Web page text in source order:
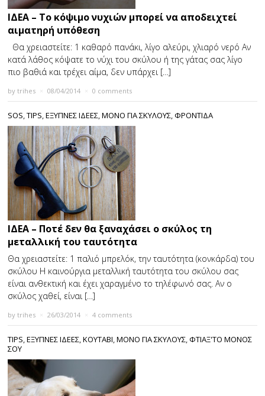
ΙΔΕΑ – Το κόψιμο νυχιών μπορεί να αποδειχτεί
αιματηρή υπόθεση
Θα χρειαστείτε: 1 καθαρό πανάκι, λίγο αλεύρι, χλιαρό νερό Αν
κατά λάθος κόψατε το νύχι του σκύλου ή της γάτας σας λίγο
πιο βαθιά και τρέχει αίμα, δεν υπάρχει […]
bytrihes 08/04/2014 0 comments
SOS,TIPS,ΕΞΥΠΝΕΣ ΙΔΕΕΣ,ΜΟΝΟ ΓΙΑ ΣΚΥΛΟΥΣ,ΦΡΟΝΤΙΔΑ
ΙΔΕΑ – Ποτέ δεν θα ξαναχάσει ο σκύλος τη
μεταλλική του ταυτότητα
Θα χρειαστείτε: 1 παλιό μπρελόκ, την ταυτότητα (κονκάρδα) του
σκύλου Η καινούργια μεταλλική ταυτότητα του σκύλου σας
είναι ανθεκτική και έχει χαραγμένο το τηλέφωνό σας. Αν ο
σκύλος χαθεί, είναι […]
bytrihes 26/03/2014 4 comments
TIPS,ΕΞΥΠΝΕΣ ΙΔΕΕΣ,ΚΟΥΤΑΒΙ,ΜΟΝΟ ΓΙΑ ΣΚΥΛΟΥΣ,ΦΤΙΑΞ'ΤΟ ΜΟΝΟΣ
ΣΟΥ